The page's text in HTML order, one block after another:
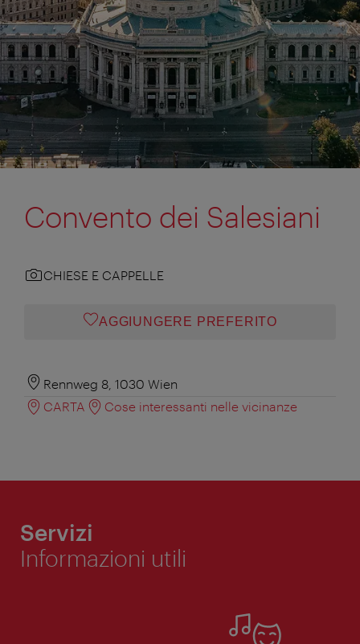
Convento dei Salesiani
CHIESE E CAPPELLE
AGGIUNGERE PREFERITO
Rennweg 8, 1030 Wien
CARTA
Cose interessanti nelle vicinanze
Servizi
Informazioni utili